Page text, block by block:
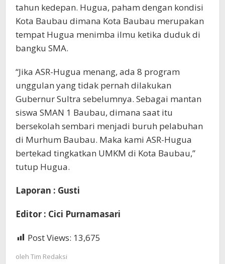
tahun kedepan. Hugua, paham dengan kondisi
Kota Baubau dimana Kota Baubau merupakan
tempat Hugua menimba ilmu ketika duduk di
bangku SMA.
“Jika ASR-Hugua menang, ada 8 program
unggulan yang tidak pernah dilakukan
Gubernur Sultra sebelumnya. Sebagai mantan
siswa SMAN 1 Baubau, dimana saat itu
bersekolah sembari menjadi buruh pelabuhan
di Murhum Baubau. Maka kami ASR-Hugua
bertekad tingkatkan UMKM di Kota Baubau,”
tutup Hugua.
Laporan : Gusti
Editor : Cici Purnamasari
Post Views: 13,675
oleh Tim Redaksi